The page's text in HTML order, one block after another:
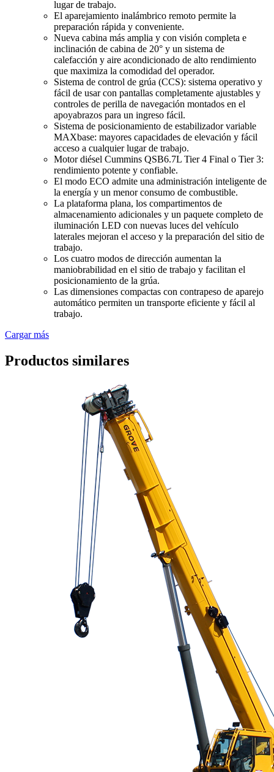
lugar de trabajo.
El aparejamiento inalámbrico remoto permite la
preparación rápida y conveniente.
Nueva cabina más amplia y con visión completa e
inclinación de cabina de 20° y un sistema de
calefacción y aire acondicionado de alto rendimiento
que maximiza la comodidad del operador.
Sistema de control de grúa (CCS): sistema operativo y
fácil de usar con pantallas completamente ajustables y
controles de perilla de navegación montados en el
apoyabrazos para un ingreso fácil.
Sistema de posicionamiento de estabilizador variable
MAXbase: mayores capacidades de elevación y fácil
acceso a cualquier lugar de trabajo.
Motor diésel Cummins QSB6.7L Tier 4 Final o Tier 3:
rendimiento potente y confiable.
El modo ECO admite una administración inteligente de
la energía y un menor consumo de combustible.
La plataforma plana, los compartimentos de
almacenamiento adicionales y un paquete completo de
iluminación LED con nuevas luces del vehículo
laterales mejoran el acceso y la preparación del sitio de
trabajo.
Los cuatro modos de dirección aumentan la
maniobrabilidad en el sitio de trabajo y facilitan el
posicionamiento de la grúa.
Las dimensiones compactas con contrapeso de aparejo
automático permiten un transporte eficiente y fácil al
trabajo.
Cargar más
Productos similares